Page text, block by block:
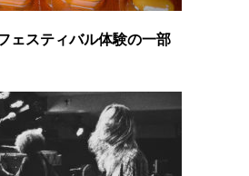
ェスティバル体験の一部